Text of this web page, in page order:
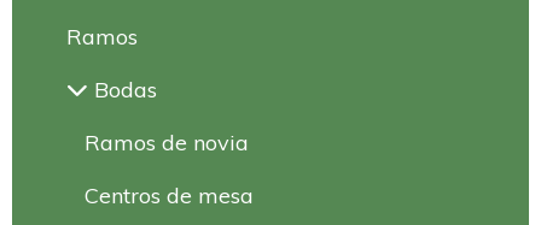
Ramos
Bodas
Ramos de novia
Centros de mesa